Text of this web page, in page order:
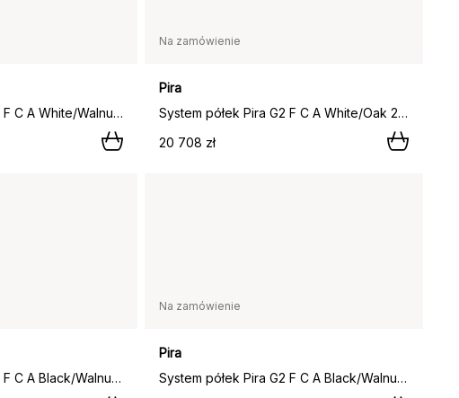
System półek Pira G2 F C A White/Walnut 256-264 cm,
Na zamówienie
Pira
System półek Pira G2 F C A White/Oak 240–247 cm,
20 708 zł
System półek Pira G2 F C A Black/Walnut 240–247 cm,
Na zamówienie
Pira
System półek Pira G2 F C A Black/Walnut 248-255 cm,